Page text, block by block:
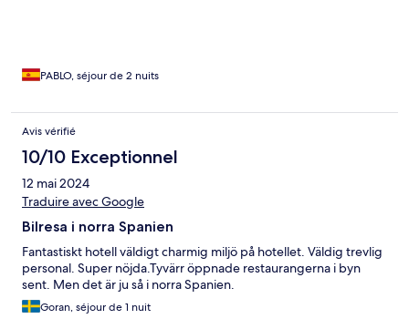
PABLO, séjour de 2 nuits
Avis vérifié
10/10 Exceptionnel
12 mai 2024
Traduire avec Google
Bilresa i norra Spanien
Fantastiskt hotell väldigt charmig miljö på hotellet. Väldig trevlig
personal. Super nöjda.Tyvärr öppnade restaurangerna i byn
sent. Men det är ju så i norra Spanien.
Goran, séjour de 1 nuit